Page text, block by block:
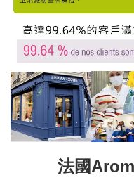
法國